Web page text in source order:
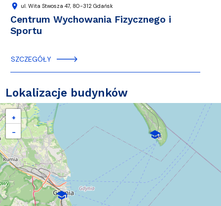
location_on ul. Wita Stwosza 47, 80-312 Gdańsk
Centrum Wychowania Fizycznego i
Sportu
SZCZEGÓŁY
Lokalizacje budynków
school
school
+
−